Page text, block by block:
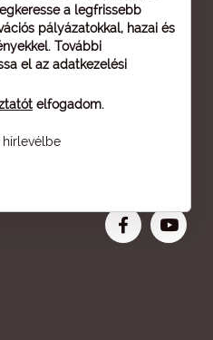
a legfrissebb
pályázatokkal, hazai és
További
el az adatkezelési
elfogadom.